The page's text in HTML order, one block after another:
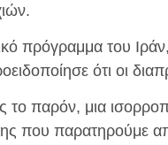
πρόγραμμα του
ότι οι
το παρόν, μια
που παρατηρούμε